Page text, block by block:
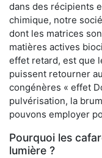
dans des récipients
chimique, notre
dont les matrices
matières actives
effet retard, est que
puissent retourner
congénères « effet
pulvérisation, la
pouvons employer
Pourquoi les
lumière ?